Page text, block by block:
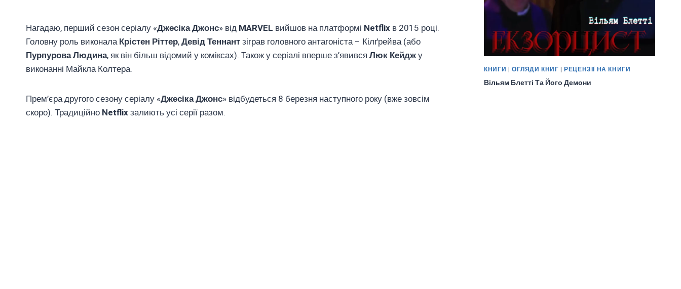
Нагадаю, перший сезон серіалу «Джесіка Джонс» від MARVEL вийшов на платформі Netflix в 2015 році.
Головну роль виконалаКрістен Ріттер,Девід Теннантзіграв головного антагоніста – Кілґрейва (або
Пурпурова Людина, як він більш відомий у коміксах). Також у серіалі вперше з’явився Люк Кейджу
виконанні Майкла Колтера.
Прем’єра другого сезону серіалу «Джесіка Джонс» відбудеться 8 березня наступного року (вже зовсім
скоро). Традиційно Netflixзалиють усі серії разом.
КНИГИ | ОГЛЯДИ КНИГ |РЕЦЕНЗІЇ НА КНИГИ
Вільям Блетті Та Його Демони